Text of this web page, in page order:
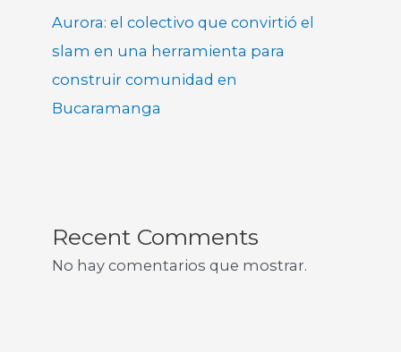
Aurora: el colectivo que convirtió el
slam en una herramienta para
construir comunidad en
Bucaramanga
Recent Comments
No hay comentarios que mostrar.